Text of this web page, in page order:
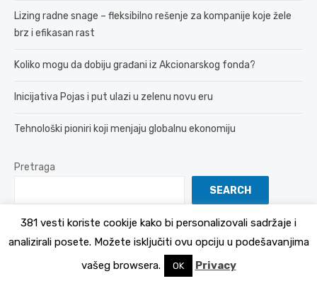
Lizing radne snage – fleksibilno rešenje za kompanije koje žele
brz i efikasan rast
Koliko mogu da dobiju građani iz Akcionarskog fonda?
Inicijativa Pojas i put ulazi u zelenu novu eru
Tehnološki pioniri koji menjaju globalnu ekonomiju
Pretraga
SEARCH
Politika Privatnosti
381 vesti koriste cookije kako bi personalizovali sadržaje i
analizirali posete. Možete isključiti ovu opciju u podešavanjima
vašeg browsera.
OK Privacy